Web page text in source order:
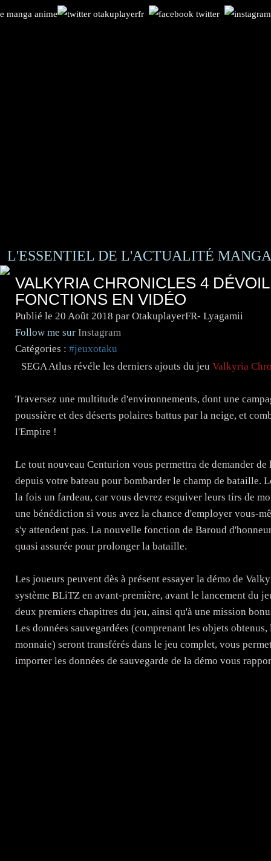
L'ESSENTIEL DE L'ACTUALITÉ
VALKYRIA CHRONICLES 4
FONCTIONS EN VIDÉO
Publié le 20 Août 2018 par OtakuplayerFR- Lyagamii
Follow me sur Instagram
Catégories : #jeuxotaku
SEGA Atlus révéle les derniers ajouts du jeu Valkyria
Traversez une multitude d'environnements, dont une
poussière et des déserts polaires battus par la neige, et
l'Empire !
Le tout nouveau Centurion vous permettra de demander
depuis votre bateau pour bombarder le champ de bataille.
la fois un fardeau, car vous devrez esquiver leurs tirs de
une bénédiction si vous avez la chance d'employer vous-
s'y attendent pas. La nouvelle fonction de Baroud
quasi assurée pour prolonger la bataille.
Les joueurs peuvent dès à présent essayer la démo de
système BLiTZ en avant-première, avant le lancement du
deux premiers chapitres du jeu, ainsi qu'à une mission
Les données sauvegardées (comprenant les objets
monnaie) seront transférés dans le jeu complet, vous
importer les données de sauvegarde de la démo vous